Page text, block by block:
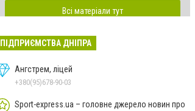
Всі матеріали тут
ПІДПРИЄМСТВА ДНІПРА
Ангстрем, ліцей
+380(95)678-90-03
Sport-express.ua – головне джерело новин про